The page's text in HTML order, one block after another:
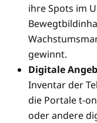
ihre Spots im
gewinnt.
Digitale
Inventar der
die Portale t-
oder andere